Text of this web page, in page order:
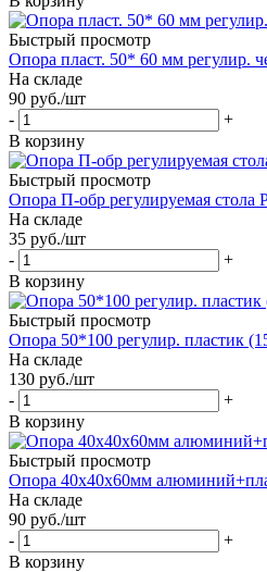
Быстрый просмотр
Опора пласт. 50* 60 мм регулир.
На складе
90 руб./шт
-
+
В корзину
Быстрый просмотр
Опора П-обр регулируемая
На складе
35 руб./шт
-
+
В корзину
Быстрый просмотр
Опора 50*100 регулир. пластик
На складе
130 руб./шт
-
+
В корзину
Быстрый просмотр
Опора 40х40х60мм
На складе
90 руб./шт
-
+
В корзину